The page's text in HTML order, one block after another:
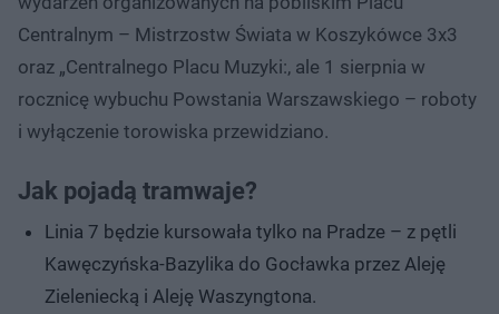
Centralnym – Mistrzostw Świata w Koszykówce 3x3
oraz „Centralnego Placu Muzyki:, ale 1 sierpnia w
rocznicę wybuchu Powstania Warszawskiego – roboty
i wyłączenie torowiska przewidziano.
Jak pojadą tramwaje?
Linia 7 będzie kursowała tylko na Pradze – z pętli
Kawęczyńska-Bazylika do Gocławka przez Aleję
Zieleniecką i Aleję Waszyngtona.